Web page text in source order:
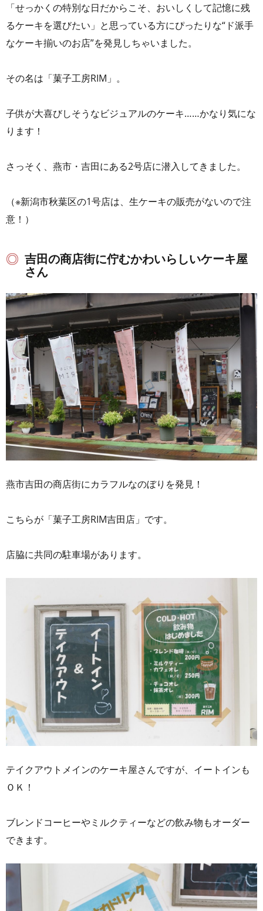
「せっかくの特別な日だからこそ、おいしくして記憶に残
るケーキを選びたい」と思っている方にぴったりな“ド派手
なケーキ揃いのお店”を発見しちゃいました。
その名は「菓子工房RIM」。
子供が大喜びしそうなビジュアルのケーキ……かなり気にな
ります！
さっそく、燕市・吉田にある2号店に潜入してきました。
（※新潟市秋葉区の1号店は、生ケーキの販売がないので注
意！）
吉田の商店街に佇むかわいらしいケーキ屋
さん
燕市吉田の商店街にカラフルなのぼりを発見！
こちらが「菓子工房RIM吉田店」です。
店脇に共同の駐車場があります。
テイクアウトメインのケーキ屋さんですが、イートインも
ＯＫ！
ブレンドコーヒーやミルクティーなどの飲み物もオーダー
できます。